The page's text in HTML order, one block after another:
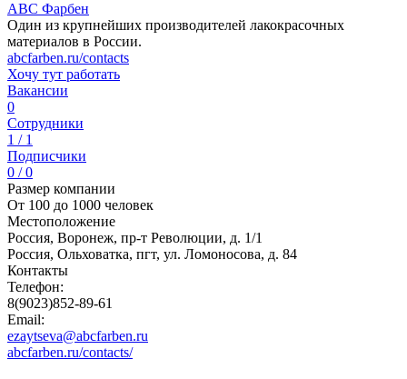
ABC Фарбен
Один из крупнейших производителей лакокрасочных
материалов в России.
abcfarben.ru/contacts
Хочу тут работать
Вакансии
0
Сотрудники
1 / 1
Подписчики
0 / 0
Размер компании
От 100 до 1000 человек
Местоположение
Россия, Воронеж, пр-т Революции, д. 1/1
Россия, Ольховатка, пгт, ул. Ломоносова, д. 84
Контакты
Телефон:
8(9023)852-89-61
Email:
ezaytseva@abcfarben.ru
abcfarben.ru/contacts/